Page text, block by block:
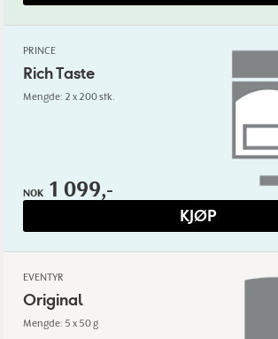
PRINCE
Rich Taste
Mengde: 2 x 200 stk.
NOK 1 099,-
KJØP
EVENTYR
Original
Mengde: 5 x 50 g